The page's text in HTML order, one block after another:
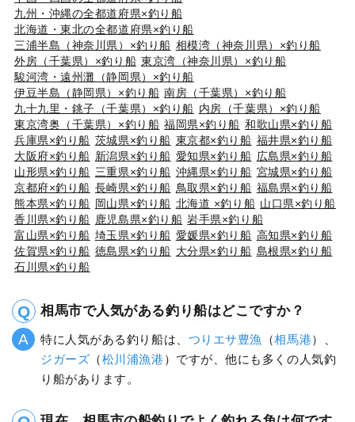
九州・沖縄の全都道府県×釣り船
北海道・東北の全都道府県×釣り船
三浦半島（神奈川県）×釣り船 相模湾（神奈川県）×釣り船
外房（千葉県）×釣り船 東京湾（神奈川県）×釣り船
駿河湾・遠州灘（静岡県）×釣り船
伊豆半島（静岡県）×釣り船 南房（千葉県）×釣り船
九十九里・銚子（千葉県）×釣り船 内房（千葉県）×釣り船
東京湾奥（千葉県）×釣り船 福岡県×釣り船 和歌山県×釣り船
兵庫県×釣り船 茨城県×釣り船 東京都×釣り船 福井県×釣り船
大阪府×釣り船 新潟県×釣り船 愛知県×釣り船 広島県×釣り船
山形県×釣り船 三重県×釣り船 沖縄県×釣り船 宮城県×釣り船
京都府×釣り船 長崎県×釣り船 鳥取県×釣り船 福島県×釣り船
熊本県×釣り船 岡山県×釣り船 北海道 ×釣り船 山口県×釣り船
香川県×釣り船 鹿児島県×釣り船 岩手県×釣り船
富山県×釣り船 埼玉県×釣り船 愛媛県×釣り船 高知県×釣り船
佐賀県×釣り船 徳島県×釣り船 大分県×釣り船 島根県×釣り船
石川県×釣り船
相馬市で人気がある釣り船はどこですか？
特に人気がある釣り船は、 つりエサ豊漁 （相馬港）、
ジガーズ （松川浦漁港 ）ですが、他にも多くの人気釣
り船があります。